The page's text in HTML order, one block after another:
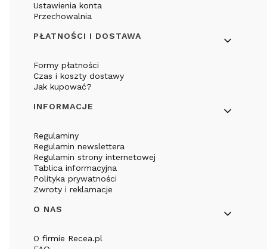
Ustawienia konta
Przechowalnia
PŁATNOŚCI I DOSTAWA
Formy płatności
Czas i koszty dostawy
Jak kupować?
INFORMACJE
Regulaminy
Regulamin newslettera
Regulamin strony internetowej
Tablica informacyjna
Polityka prywatności
Zwroty i reklamacje
O NAS
O firmie Recea.pl